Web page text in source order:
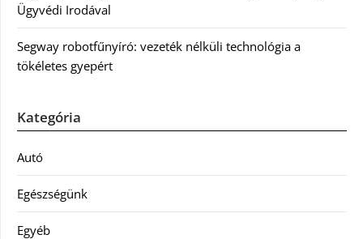
Ügyvédi Irodával
Segway robotfűnyíró: vezeték nélküli technológia a
tökéletes gyepért
Kategória
Autó
Egészségünk
Egyéb